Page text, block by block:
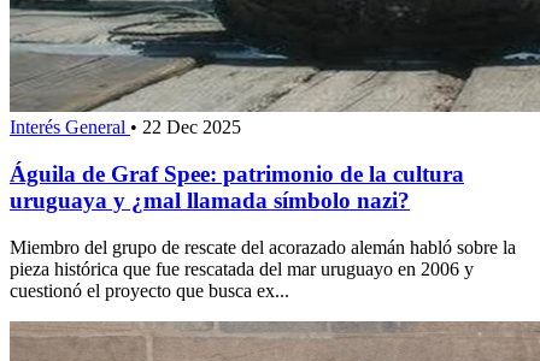
Interés General • 22 Dec 2025
Águila de Graf Spee: patrimonio de la cultura
uruguaya y ¿mal llamada símbolo nazi?
Miembro del grupo de rescate del acorazado alemán habló sobre la
pieza histórica que fue rescatada del mar uruguayo en 2006 y
cuestionó el proyecto que busca ex...